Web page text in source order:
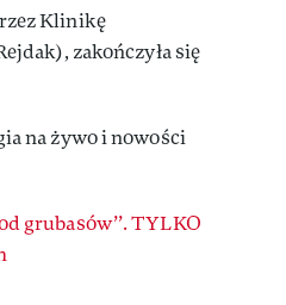
Klinikę
zakończyła się
na żywo i nowości
grubasów’’. TYLKO